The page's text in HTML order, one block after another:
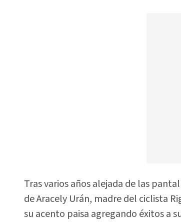
Tras varios años alejada de las
de Aracely Urán, madre del ciclista
su acento paisa agregando éxitos a